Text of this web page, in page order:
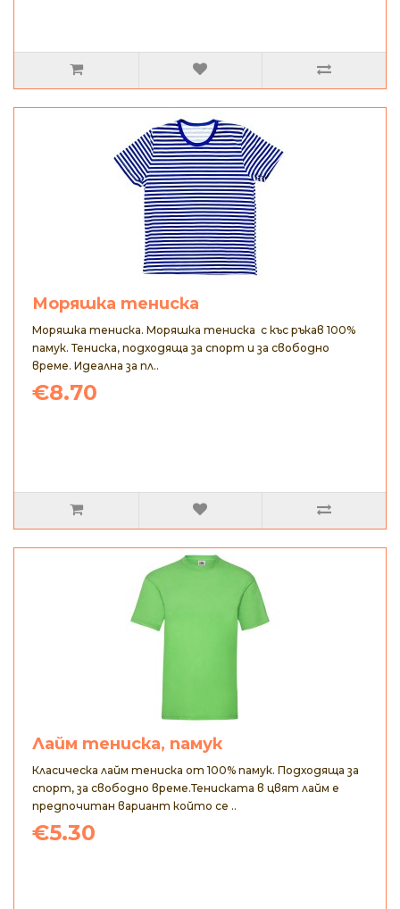
Моряшка тениска
Моряшка тениска. Моряшка тениска с къс ръкав 100%
памук. Тениска, подходяща за спорт и за свободно
време. Идеална за пл..
€8.70
Лайм тениска, памук
Класическа лайм тениска от 100% памук. Подходяща за
спорт, за свободно време.Тениската в цвят лайм е
предпочитан вариант който се ..
€5.30